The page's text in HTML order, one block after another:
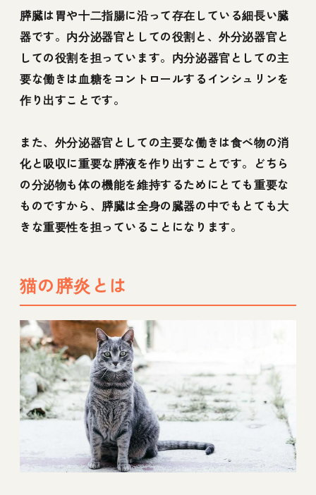
膵臓は胃や十二指腸に沿って存在している細長い臓
器です。内分泌器官としての役割と、外分泌器官と
しての役割を担っています。内分泌器官としての主
要な働きは血糖をコントロールするインシュリンを
作り出すことです。
また、外分泌器官としての主要な働きは食べ物の消
化と吸収に重要な膵液を作り出すことです。どちら
の分泌物も体の機能を維持するためにとても重要な
ものですから、膵臓は全身の臓器の中でもとても大
きな重要性を担っていることになります。
猫の膵炎とは